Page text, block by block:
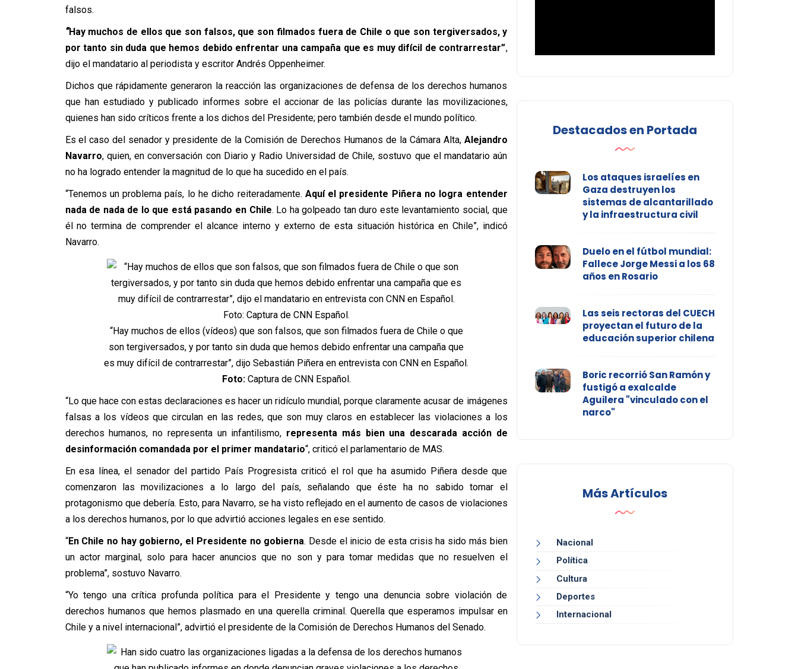
falsos.
“Hay muchos de ellos que son falsos, que son filmados fuera de Chile o que son tergiversados, y
por tanto sin duda que hemos debido enfrentar una campaña que es muy difícil de contrarrestar”,
dijo el mandatario al periodista y escritor Andrés Oppenheimer.
Dichos que rápidamente generaron la reacción las organizaciones de defensa de los derechos humanos
que han estudiado y publicado informes sobre el accionar de las policías durante las movilizaciones,
quienes han sido críticos frente a los dichos del Presidente; pero también desde el mundo político.
Es el caso del senador y presidente de la Comisión de Derechos Humanos de la Cámara Alta, Alejandro
Navarro, quien, en conversación con Diario y Radio Universidad de Chile, sostuvo que el mandatario aún
no ha logrado entender la magnitud de lo que ha sucedido en el país.
“Tenemos un problema país, lo he dicho reiteradamente. Aquí el presidente Piñera no logra entender
nada de nada de lo que está pasando en Chile. Lo ha golpeado tan duro este levantamiento social, que
él no termina de comprender el alcance interno y externo de esta situación histórica en Chile”, indicó
Navarro.
“Hay muchos de ellos (vídeos) que son falsos, que son filmados fuera de Chile o que
son tergiversados, y por tanto sin duda que hemos debido enfrentar una campaña que
es muy difícil de contrarrestar”, dijo Sebastián Piñera en entrevista con CNN en Español.
Foto:Captura de CNN Español.
“Lo que hace con estas declaraciones es hacer un ridículo mundial, porque claramente acusar de imágenes
falsas a los vídeos que circulan en las redes, que son muy claros en establecer las violaciones a los
derechos humanos, no representa un infantilismo, representa más bien una descarada acción de
desinformación comandada por el primer mandatario“, criticó el parlamentario de MAS.
En esa línea, el senador del partido País Progresista criticó el rol que ha asumido Piñera desde que
comenzaron las movilizaciones a lo largo del país, señalando que éste ha no sabido tomar el
protagonismo que debería. Esto, para Navarro, se ha visto reflejado en el aumento de casos de violaciones
a los derechos humanos, por lo que advirtió acciones legales en ese sentido.
“En Chile no hay gobierno, el Presidente no gobierna. Desde el inicio de esta crisis ha sido más bien
un actor marginal, solo para hacer anuncios que no son y para tomar medidas que no resuelven el
problema”, sostuvo Navarro.
“Yo tengo una crítica profunda política para el Presidente y tengo una denuncia sobre violación de
derechos humanos que hemos plasmado en una querella criminal. Querella que esperamos impulsar en
Chile y a nivel internacional”, advirtió el presidente de la Comisión de Derechos Humanos del Senado.
Destacados en Portada
Los ataques israelíes en
Gaza destruyen los
sistemas de alcantarillado
y la infraestructura civil
Duelo en el fútbol mundial:
Fallece Jorge Messi a los 68
años en Rosario
Las seis rectoras del CUECH
proyectan el futuro de la
educación superior chilena
Boric recorrió San Ramón y
fustigó a exalcalde
Aguilera "vinculado con el
narco"
Más Artículos
Nacional
Política
Cultura
Deportes
Internacional